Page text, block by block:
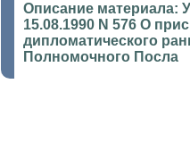
Описание материала:
15.08.1990 N 576 О
дипломатического
Полномочного Посла